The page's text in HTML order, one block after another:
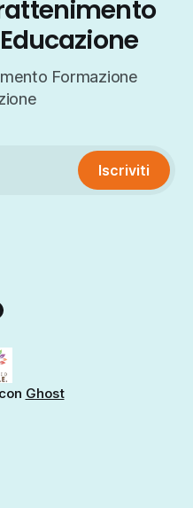
Formazione
Iscriviti
Ghost